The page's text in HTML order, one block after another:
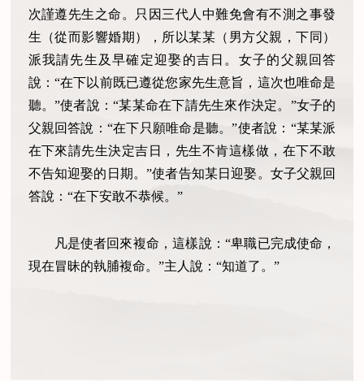
次謹遵先生之命。只因三代人中難免會有不測之事發
生（從而影響婚期），所以某某（男方父親，下同）
派我請先生及早確定迎娶的吉日。女子的父親回答
說：“在下以前既已遵從您家先生意旨，這次也唯命是
聽。”使者說：“某某命在下請先生來作決定。”女子的
父親回答說：“在下只願唯命是聽。”使者說：“某某派
在下來請先生決定吉日，先生不肯這樣做，在下不敢
不告知迎娶的日期。”使者告知某日迎娶。女子父親回
答說：“在下安敢不恭候。”
凡是使者回來複命，這樣說：“卑職已完成使命，
現在冒昧的執脯複命。”主人說：“知道了。”